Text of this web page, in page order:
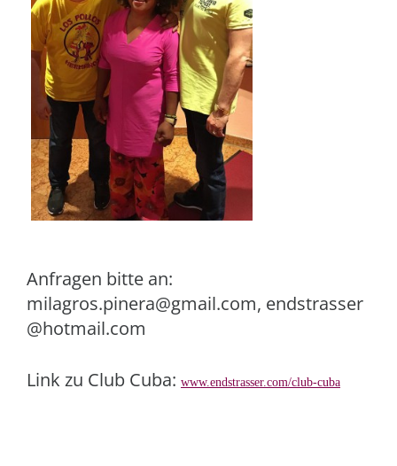
Anfragen bitte an:
milagros.pinera@gmail.com, endstrasser
@hotmail.com
Link zu Club Cuba: www.endstrasser.com/club-cuba